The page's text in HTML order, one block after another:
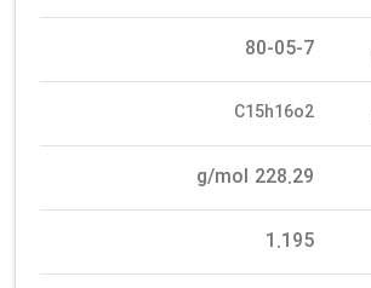
80-05-7
C15h16o2
228.29 g/mol
1.195